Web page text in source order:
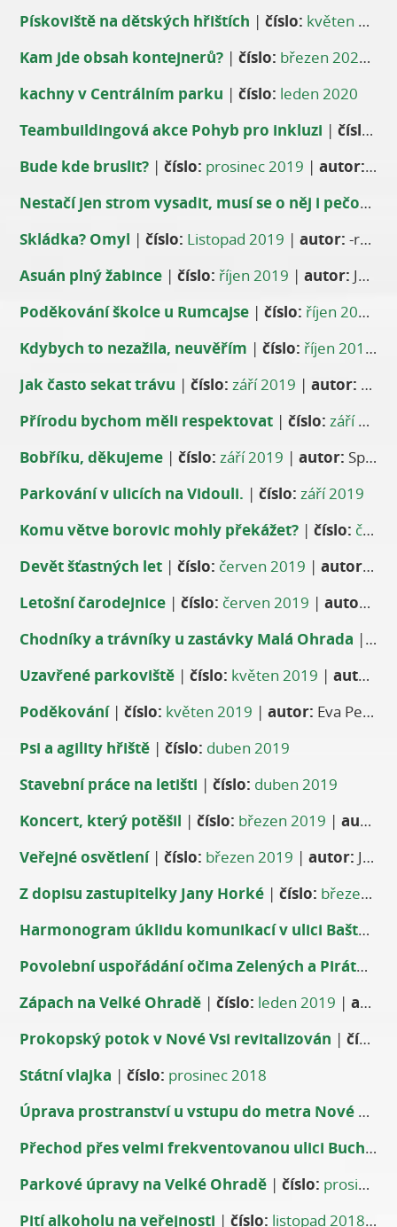
Pískoviště na dětských hřištích |číslo: květen 2020
Kam jde obsah kontejnerů? |číslo: březen 2020 |
kachny v Centrálním parku |číslo: leden 2020
Teambuildingová akce Pohyb pro inkluzi |číslo:
Bude kde bruslit? |číslo: prosinec 2019 |autor:
Nestačí jen strom vysadit, musí se o něj i pečovat
Skládka? Omyl |číslo: Listopad 2019 |autor: -red-
Asuán plný žabince |číslo: říjen 2019 |autor: Jan Zeman
Poděkování školce u Rumcajse |číslo: říjen 2019
Kdybych to nezažila, neuvěřím |číslo: říjen 2019 |
Jak často sekat trávu |číslo: září 2019 |autor:
Přírodu bychom měli respektovat |číslo: září 2019
Bobříku, děkujeme |číslo: září 2019 |autor: Spokojený Bobřík Vašík a babi Monča
Parkování v ulicích na Vidouli. |číslo: září 2019
Komu větve borovic mohly překážet? |číslo: červen 2019
Devět šťastných let |číslo: červen 2019 |autor:
Letošní čarodejnice |číslo: červen 2019 |autor:
Chodníky a trávníky u zastávky Malá Ohrada |
Uzavřené parkoviště |číslo: květen 2019 |autor:
Poděkování|číslo: květen 2019 |autor: Eva Pechoušová
Psi a agility hřiště |číslo: duben 2019
Stavební práce na letišti |číslo: duben 2019
Koncert, který potěšil |číslo: březen 2019 |autor:
Veřejné osvětlení|číslo: březen 2019 |autor: Jiří Jánský
Z dopisu zastupitelky Jany Horké |číslo: březen 2019
Harmonogram úklidu komunikací v ulici Bašteckého
Povolební uspořádání očima Zelených a Pirátů pro 13
Zápach na Velké Ohradě |číslo: leden 2019 |autor:
Prokopský potok v Nové Vsi revitalizován |číslo:
Státní vlajka |číslo: prosinec 2018
Úprava prostranství u vstupu do metra Nové Butovice
Přechod přes velmi frekventovanou ulici Bucharova k Lidlu
Parkové úpravy na Velké Ohradě |číslo: prosinec 2018
Pití alkoholu na veřejnosti |číslo: listopad 2018|